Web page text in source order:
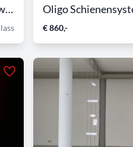
BELUX STARTER SET HELLO wei... Oligo
€ 860,-